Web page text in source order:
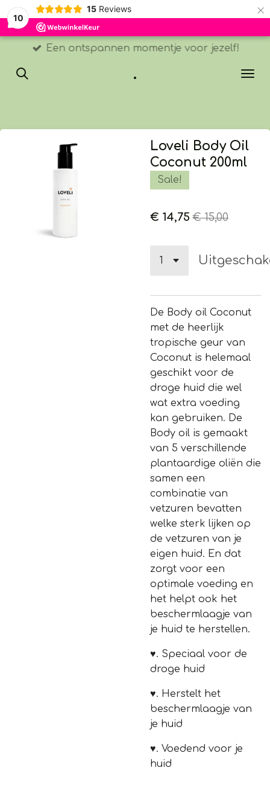
10
15 Reviews ×
.
Een ontspannen momentje voor jezelf!
Loveli Body Oil
Coconut 200ml
Sale!
€ 14,75 € 15,00
De Body oil Coconut
met de heerlijk
tropische geur van
Coconut is helemaal
geschikt voor de
droge huid die wel
wat extra voeding
kan gebruiken. De
Body oil is gemaakt
van 5 verschillende
plantaardige oliën die
samen een
combinatie van
vetzuren bevatten
welke sterk lijken op
de vetzuren van je
eigen huid. En dat
zorgt voor een
optimale voeding en
het helpt ook het
beschermlaagje van
je huid te herstellen.
♥. Speciaal voor de
droge huid
♥. Herstelt het
beschermlaagje van
je huid
♥. Voedend voor je
huid